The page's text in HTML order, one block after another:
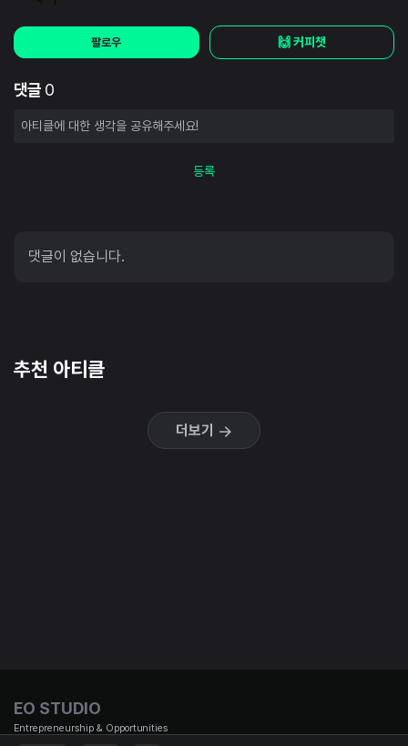
팔로우 🙌 커피챗
댓글 0
등록
댓글이 없습니다.
추천 아티클
더보기
EO STUDIO
Entrepreneurship & Opportunities